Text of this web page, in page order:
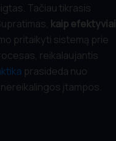
Tačiau tikrasis
kaip efektyviai
pritaikyti sistemą prie
reikalaujantis
prasideda nuo
įtampos.